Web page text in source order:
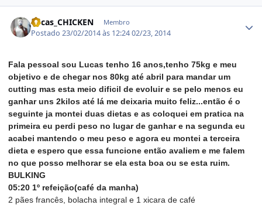
Lucas_CHICKEN Membro
Postado23/02/2014 às 12:2402/23, 2014
Fala pessoal sou Lucas tenho 16 anos,tenho 75kg e meu
objetivo e de chegar nos 80kg até abril para mandar um
cutting mas esta meio dificil de evoluir e se pelo menos eu
ganhar uns 2kilos até lá me deixaria muito feliz...então é o
seguinte ja montei duas dietas e as coloquei em pratica na
primeira eu perdi peso no lugar de ganhar e na segunda eu
acabei mantendo o meu peso e agora eu montei a terceira
dieta e espero que essa funcione então avaliem e me falem
no que posso melhorar se ela esta boa ou se esta ruim.
BULKING
05:20 1º refeição(café da manha)
2 pães francês, bolacha integral e 1 xicara de café